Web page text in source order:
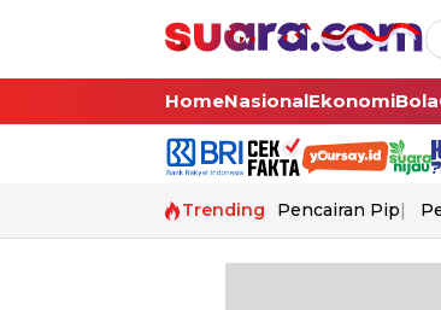
HomeNasionalEkonomiBola
Trending Pencairan Pip